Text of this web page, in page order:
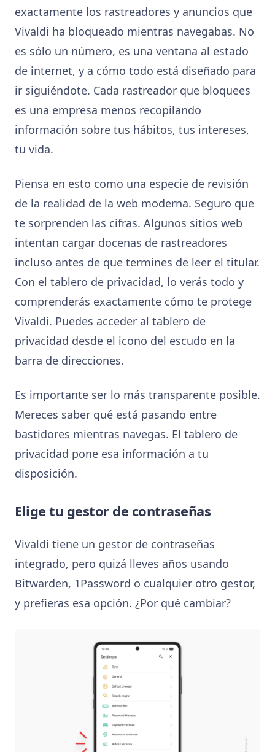
exactamente los rastreadores y anuncios que
Vivaldi ha bloqueado mientras navegabas. No
es sólo un número, es una ventana al estado
de internet, y a cómo todo está diseñado para
ir siguiéndote. Cada rastreador que bloquees
es una empresa menos recopilando
información sobre tus hábitos, tus intereses,
tu vida.
Piensa en esto como una especie de revisión
de la realidad de la web moderna. Seguro que
te sorprenden las cifras. Algunos sitios web
intentan cargar docenas de rastreadores
incluso antes de que termines de leer el titular.
Con el tablero de privacidad, lo verás todo y
comprenderás exactamente cómo te protege
Vivaldi. Puedes acceder al tablero de
privacidad desde el icono del escudo en la
barra de direcciones.
Es importante ser lo más transparente posible.
Mereces saber qué está pasando entre
bastidores mientras navegas. El tablero de
privacidad pone esa información a tu
disposición.
Elige tu gestor de contraseñas
Vivaldi tiene un gestor de contraseñas
integrado, pero quizá lleves años usando
Bitwarden, 1Password o cualquier otro gestor,
y prefieras esa opción. ¿Por qué cambiar?